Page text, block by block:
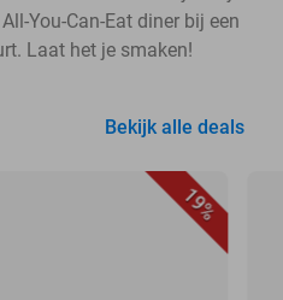
You-Can-Eat diner bij een
Laat het je smaken!
Bekijk alle deals
19%